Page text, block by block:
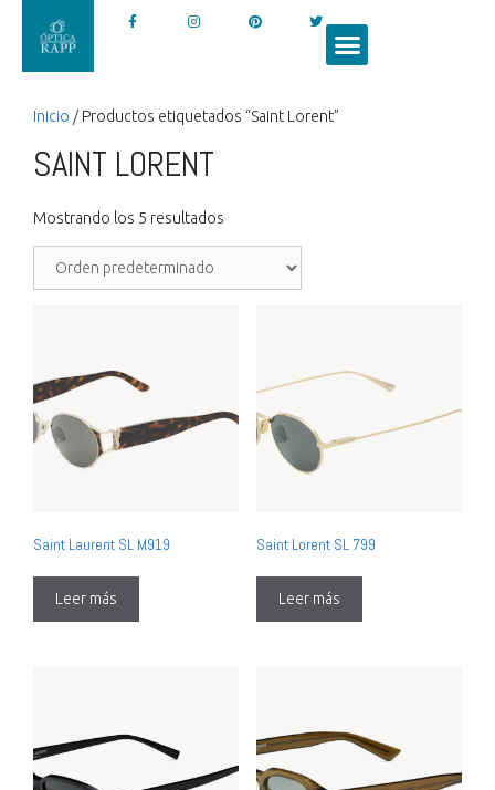
Inicio / Productos etiquetados “Saint Lorent”
SAINT LORENT
Mostrando los 5 resultados
Saint Laurent SL M919
Leer más
Saint Lorent SL 799
Leer más